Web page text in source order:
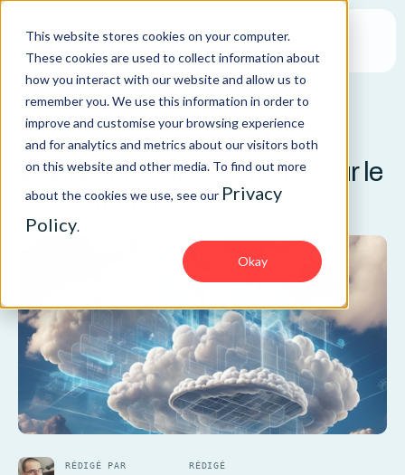
This website stores cookies on your computer.
These cookies are used to collect information about
how you interact with our website and allow us to
remember you. We use this information in order to
improve and customise your browsing experience
and for analytics and metrics about our visitors both
on this website and other media. To find out more
about the cookies we use, see our Privacy
Policy.
Okay
ARTICLE
Voici pourquoi vous finirez sur le
cloud, malgré vous.
RÉDIGÉ PAR RÉDIGÉ